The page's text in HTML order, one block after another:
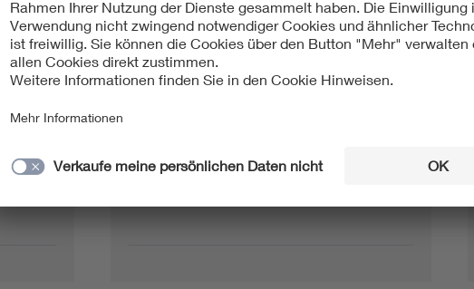
(VDE
…
Entwurf
01.06.2026
E DIN EN IEC 62541-
E DIN EN IEC 62541-